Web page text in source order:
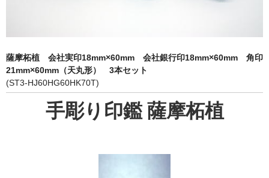
印鑑ケース
お客様の声
ご利用案内
お問い合わせ
薩摩柘植 会社実印18mm×60mm 会社銀行印18mm×60mm 角印
21mm×60mm（天丸形） 3本セット
(ST3-HJ60HG60HK70T)
手彫り印鑑 薩摩柘植